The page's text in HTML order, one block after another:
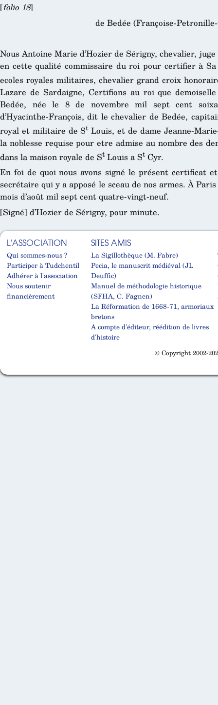
[folio 18]
de Bedée (Françoise-
Nous Antoine Marie d’Hozier de Sérigny, chevalier,
en cette qualité commissaire du roi pour certifier à Sa
ecoles royales militaires, chevalier grand croix
Lazare de Sardaigne, Certifions au roi que
Bedée, née le 8 de novembre mil sept cent
d’Hyacinthe-François, dit le chevalier de Bedée,
royal et militaire de StLouis, et de dame Jeanne-
la noblesse requise pour etre admise au nombre des
dans la maison royale de StLouis a StCyr.
En foi de quoi nous avons signé le présent certificat
secrétaire qui y a apposé le sceau de nos armes. À
mois d’août mil sept cent quatre-vingt-neuf.
[Signé] d’Hozier de Sérigny, pour minute.
L'ASSOCIATION
Qui sommes-nous ?
Participer à Tudchentil
Adhérer à l'association
Nous soutenir
financièrement
SITES AMIS
La Sigillothèque (M. Fabre)
Pecia, le manuscrit médiéval (JL
Deuffic)
Manuel de méthodologie historique
(SFHA, C. Fagnen)
La Réformation de 1668-71, armoriaux
bretons
A compte d'éditeur, réédition de livres
d'histoire
© Copyright 2002-